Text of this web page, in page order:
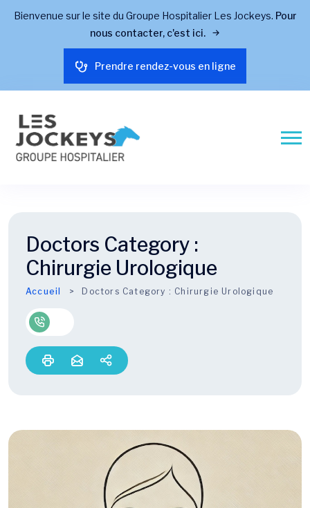
Bienvenue sur le site du Groupe Hospitalier Les Jockeys. Pour
nous contacter, c'est ici.
Prendre rendez-vous en ligne
Doctors Category :
Chirurgie Urologique
Accueil Doctors Category : Chirurgie Urologique